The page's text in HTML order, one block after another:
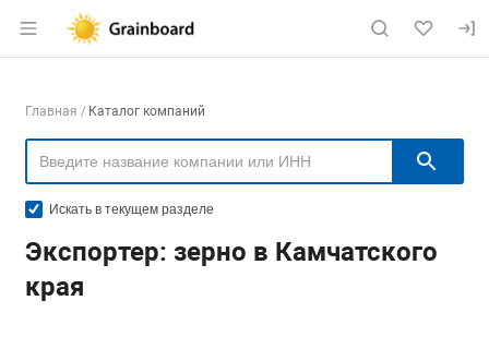
Раздел навигации по сайту
Навигация по компаниям
Главная Каталог компаний
Искать в текущем разделе
Экспортер: зерно в Камчатского
края